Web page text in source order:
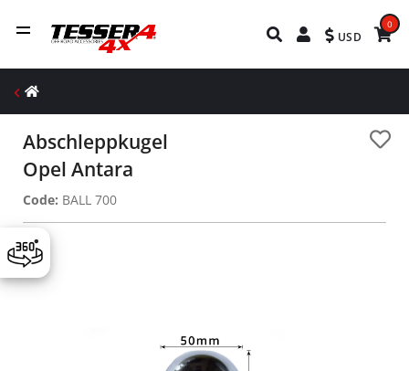
USD
0
Abschleppkugel
Opel Antara
Code: BALL 700